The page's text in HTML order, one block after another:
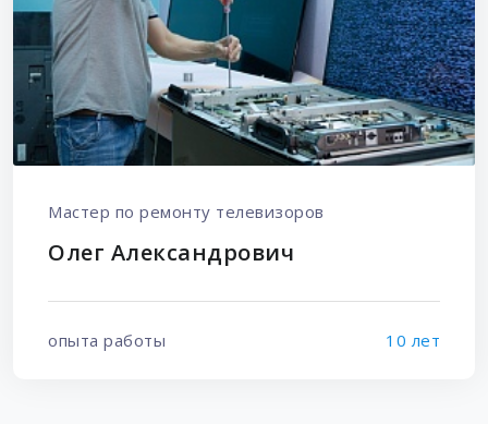
Мастер по ремонту телевизоров
Олег Александрович
опыта работы 10 лет